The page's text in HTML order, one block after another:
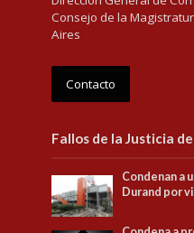
Consejo de la
Aires
Contacto
Fallos de la Justicia
Condenan a
Durand por